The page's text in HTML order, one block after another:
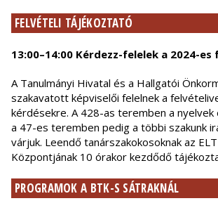
FELVÉTELI TÁJÉKOZTATÓ
13:00–14:00 Kérdezz-felelek a 2024-
A Tanulmányi Hivatal és a Hallgatói
szakavatott képviselői felelnek a
kérdésekre. A 428-as teremben a nyelvek
a 47-es teremben pedig a többi szakunk
várjuk. Leendő tanárszakokosoknak az
Központjának 10 órakor kezdődő
PROGRAMOK A BTK-S SÁTRAKNÁL